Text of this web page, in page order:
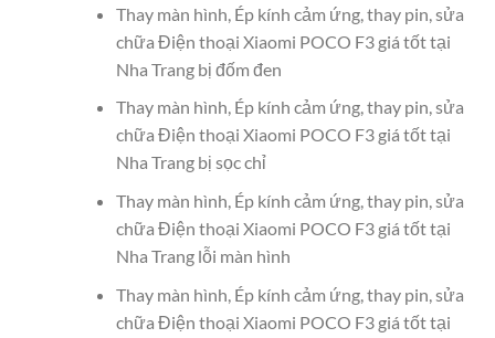
Thay màn hình, Ép kính cảm ứng, thay pin, sửa
chữa Điện thoại Xiaomi POCO F3 giá tốt tại
Nha Trang bị đốm đen
Thay màn hình, Ép kính cảm ứng, thay pin, sửa
chữa Điện thoại Xiaomi POCO F3 giá tốt tại
Nha Trang bị sọc chỉ
Thay màn hình, Ép kính cảm ứng, thay pin, sửa
chữa Điện thoại Xiaomi POCO F3 giá tốt tại
Nha Trang lỗi màn hình
Thay màn hình, Ép kính cảm ứng, thay pin, sửa
chữa Điện thoại Xiaomi POCO F3 giá tốt tại